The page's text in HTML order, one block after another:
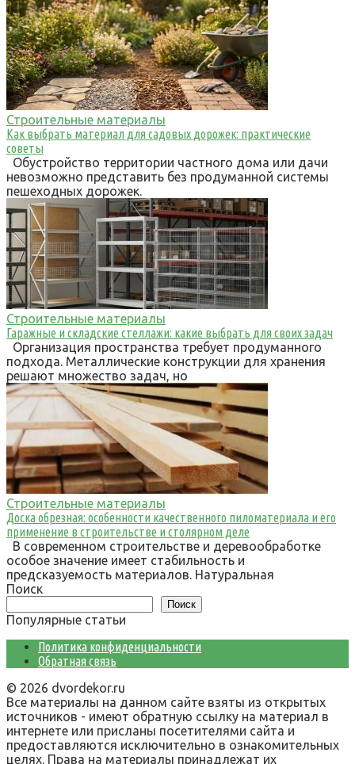
Строительные материалы
Как выбрать материал для садовых дорожек: практические
советы
Обустройство территории частного дома или дачи
невозможно представить без продуманной системы
пешеходных дорожек.
Строительные материалы
Гаражные и складские стеллажи: какие выбрать для своих задач
Организация пространства требует продуманного
подхода. Металлические конструкции для хранения
решают множество задач, но
Строительные материалы
Доска обрезная: особенности качественного пиломатериала и его
применение в строительстве и столярном деле
В современном строительстве и деревообработке
особое значение имеет стабильность и
предсказуемость материалов. Натуральная
Поиск
Поиск
Популярные статьи
Политика конфиденциальности
Обратная связь
© 2026 dvordekor.ru
Все материалы на данном сайте взяты из открытых
источников - имеют обратную ссылку на материал в
интернете или присланы посетителями сайта и
предоставляются исключительно в ознакомительных
целях. Права на материалы принадлежат их